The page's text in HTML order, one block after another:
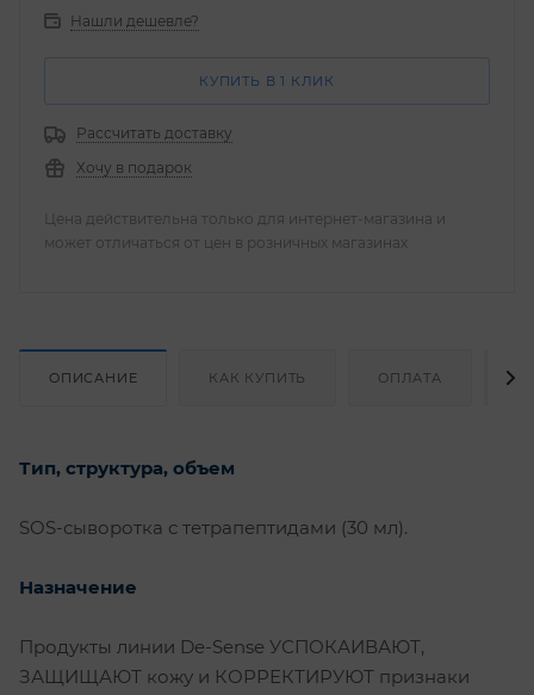
Нашли дешевле?
КУПИТЬ В 1 КЛИК
Рассчитать доставку
Хочу в подарок
Цена действительна только для интернет-магазина и
может отличаться от цен в розничных магазинах
ОПИСАНИЕ КАК КУПИТЬ ОПЛАТА
Тип, структура, объем
SOS-сыворотка с тетрапептидами (30 мл).
Назначение
Продукты линии De-Sense УСПОКАИВАЮТ,
ЗАЩИЩАЮТ кожу и КОРРЕКТИРУЮТ признаки